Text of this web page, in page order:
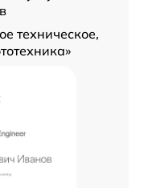
техническое,